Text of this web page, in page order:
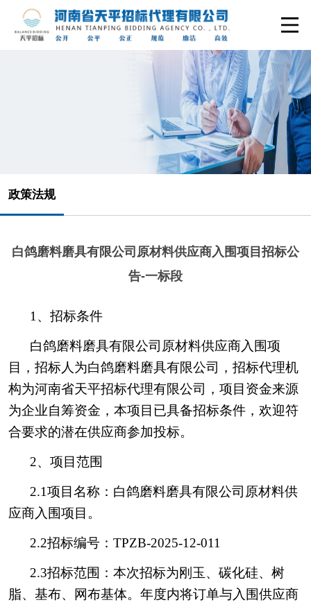
政策法规
白鸽磨料磨具有限公司原材料供应商入围项目招标公
告-一标段
1、招标条件
白鸽磨料磨具有限公司原材料供应商入围项
目，招标人为白鸽磨料磨具有限公司，招标代理机
构为河南省天平招标代理有限公司，项目资金来源
为企业自筹资金，本项目已具备招标条件，欢迎符
合要求的潜在供应商参加投标。
2、项目范围
2.1项目名称：白鸽磨料磨具有限公司原材料供
应商入围项目。
2.2招标编号：TPZB-2025-12-011
2.3招标范围：本次招标为刚玉、碳化硅、树
脂、基布、网布基体。年度内将订单与入围供应商